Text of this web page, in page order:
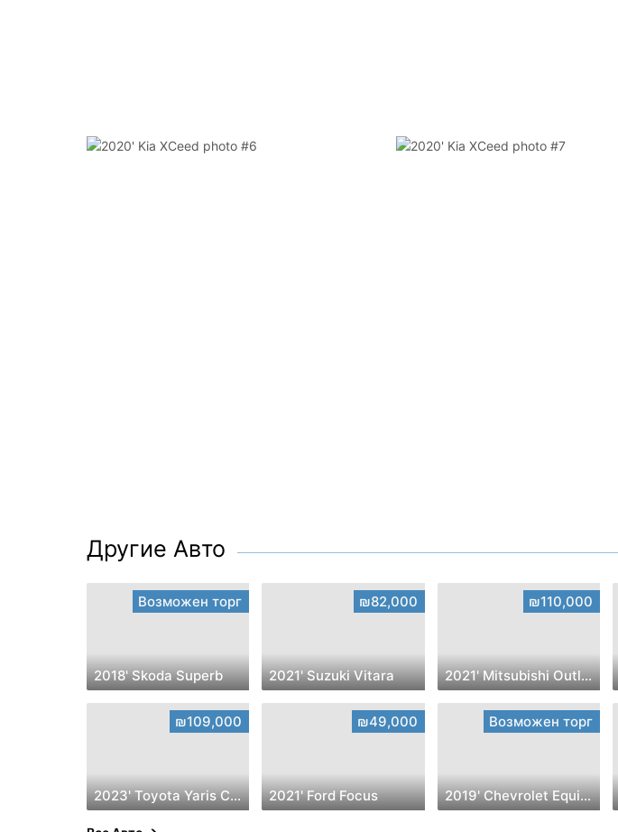
Другие Авто
Возможен торг
2018' Skoda Superb
₪82,000
2021' Suzuki Vitara
₪110,000
2021' Mitsubishi Outlander
₪109,000
2023' Toyota Yaris Cross
₪49,000
2021' Ford Focus
Возможен торг
2019' Chevrolet Equinox